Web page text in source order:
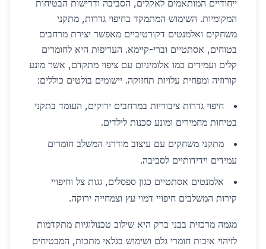
ייחודיים המותאמים לאקלים, הסביבה ודרישות הבטיחות
המקומיות. השימוש המתמקד בחיפוי גדרות, מתקני
משחקים ואלמנטים דקורטיביים מאפשר יצירת מרחבים
בטוחים, אסתטיים וברי-קיימא. העדיפות היא לחומרים
קלים ועמידים כמו אלומיניום עם ציפוי מתקדם, אשר מונע
קורוזיה ומפחית עלויות תחזוקה. יישומים בולטים כוללים:
חיפוי גדרות ציבוריות במרחבים ירוקים, העומד בתקני
בטיחות מחמירים ומונע סכנות לילדים.
מתקני משחקים עם עיצוב מודרני המשלב חומרים
עמידים וידידותיים לסביבה.
אלמנטים אסתטיים כגון ספסלים, גגות צל וחיפויי
קירות המשלבים חיפויי דמוי עץ וצמחייה ירוקה.
מגמה מרכזית בבני ברק היא שילוב טכנולוגיות מתקדמות
לזיהוי איכות חומרי גלם ושימוש בגלאי מתכות, המבטיחים